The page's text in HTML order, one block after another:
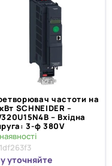
частоти на
SCHNEIDER –
– Вхідна
3-ф 380V
уточняйте